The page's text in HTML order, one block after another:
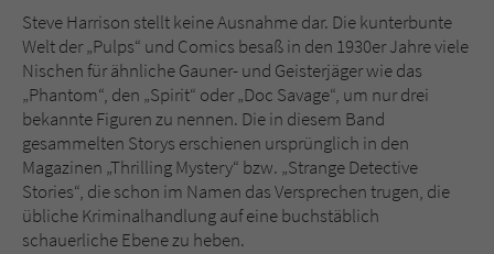
Steve Harrison stellt keine Ausnahme dar. Die kunterbunte
Welt der „Pulps“ und Comics besaß in den 1930er Jahre viele
Nischen für ähnliche Gauner- und Geisterjäger wie das
„Phantom“, den „Spirit“ oder „Doc Savage“, um nur drei
bekannte Figuren zu nennen. Die in diesem Band
gesammelten Storys erschienen ursprünglich in den
Magazinen „Thrilling Mystery“ bzw. „Strange Detective
Stories“, die schon im Namen das Versprechen trugen, die
übliche Kriminalhandlung auf eine buchstäblich
schauerliche Ebene zu heben.